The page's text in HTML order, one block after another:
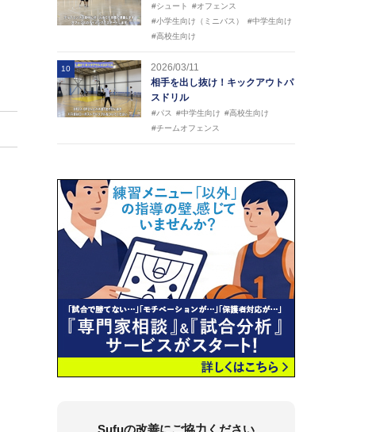
#シュート
#オフェンス
#小学生向け（ミニバス）
#中学生向け
#高校生向け
10
2026/03/11
相手を出し抜け！キックアウトパ
スドリル
#パス #中学生向け #高校生向け
#チームオフェンス
Sufuの改善にご協力ください